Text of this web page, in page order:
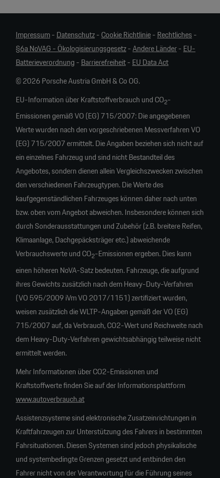
Impressum-Datenschutz-Cookie Richtlinie-Rechtliches-
§6a NoVAG - Ökologisierungsgesetz-Andere Länder-EU-
Batterieverordnung -Barrierefreiheit-EU Data Act
© 2026 Porsche Austria GmbH & Co OG.
EU-Information über Kraftstoffverbrauch und CO2-
Emissionen gemäß VO (EG) 715/2007: Die angegebenen
Werte wurden nach den vorgeschriebenen Messverfahren VO
(EG) 715/2007 ermittelt. Die Angaben beziehen sich nicht auf
ein einzelnes Fahrzeug und sind nicht Bestandteil des
Angebotes, sondern dienen allein Vergleichszwecken zwischen
den verschiedenen Fahrzeugtypen. Die Werte des
kaufgegenständlichen Fahrzeuges können daher nach unten
bzw. oben vom Angebot abweichen. Insbesondere können sich
durch Sonderausstattungen und Zubehör (z.B. breitere Reifen,
Klimaanlage, Dachgepäcksträger etc.) abweichende
Verbrauchswerte und CO2-Emissionen ergeben. Dies kann
einen höheren NoVA-Satz bedeuten. Fahrzeuge, die aufgrund
ihres Gewichts zusätzlich nach dem Heavy-Duty-Verfahren
(VO 595/2009 iVm VO 2017/1151) zertifiziert wurden,
weisen zusätzlich die WLTP-Angaben gemäß der VO (EG)
715/2007 auf, da Verbrauch, CO2-Wert und Reichweite nach
dem Heavy-Duty-Verfahren gewichtsabhängig teilweise nicht
ermittelt werden.
Mehr Informationen über CO2-Emissionen und
Kraftstoffwerte finden Sie auf der Informationsplattform
www.autoverbrauch.at
Assistenzsysteme sind elektronische Zusatzeinrichtungen in
Kraftfahrzeugen zur Unterstützung des Fahrers in bestimmten
Fahrsituationen. Diesen Systemen sind jedoch physikalische
und systembedingte Grenzen gesetzt und entbinden den
Fahrer nicht von der Verantwortung für die Führung seines